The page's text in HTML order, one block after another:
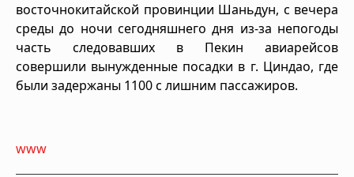
восточнокитайской провинции Шаньдун, с вечера
среды до ночи сегодняшнего дня из-за непогоды
часть следовавших в Пекин авиарейсов
совершили вынужденные посадки в г. Циндао, где
были задержаны 1100 с лишним пассажиров.
www